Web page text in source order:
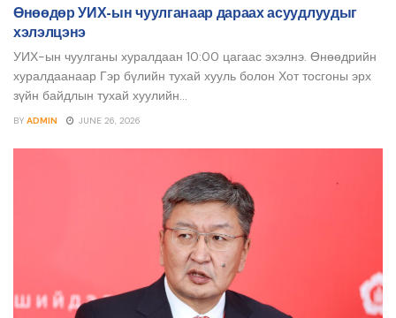
Өнөөдөр УИХ-ын чуулганаар дараах асуудлуудыг
хэлэлцэнэ
УИХ-ын чуулганы хуралдаан 10:00 цагаас эхэлнэ. Өнөөдрийн
хуралдаанаар Гэр бүлийн тухай хууль болон Хот тосгоны эрх
зүйн байдлын тухай хуулийн...
BY ADMIN JUNE 26, 2026